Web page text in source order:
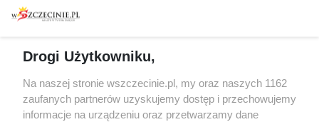
Wydarzenia
Warsztaty
Jarmarki, festyny, pchle
targi
Reklama
Redakcja
Drogi Użytkowniku,
Na naszej stronie wszczecinie.pl, my oraz naszych 1162
zaufanych partnerów uzyskujemy dostęp i przechowujemy
informacje na urządzeniu oraz przetwarzamy dane